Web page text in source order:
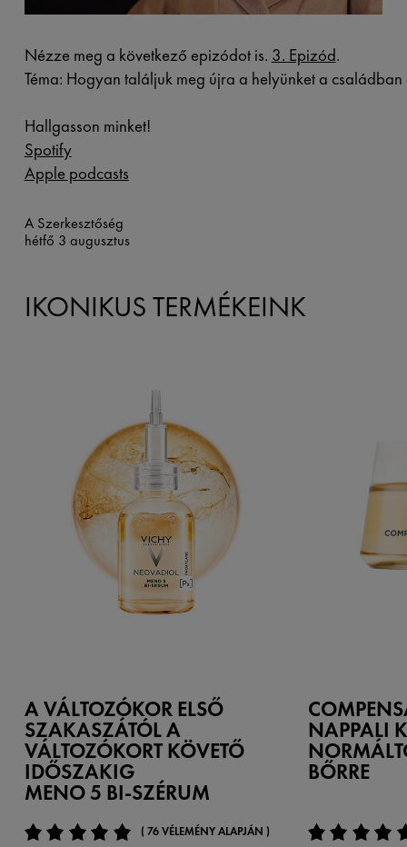
Nézze meg a következő epizódot is. 3. Epizód.
Téma: Hogyan találjuk meg újra a helyünket a
Hallgasson minket!
Spotify
Apple podcasts
A Szerkesztőség
hétfő 3 augusztus
IKONIKUS TERMÉKEINK
A VÁLTOZÓKOR ELSŐ
SZAKASZÁTÓL A
VÁLTOZÓKORT KÖVETŐ
IDŐSZAKIG
MENO 5 BI-SZÉRUM
( 76 VÉLEMÉNY ALAPJÁN )
NAPPALI
BŐRRE